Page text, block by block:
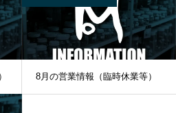
8月の営業情報（臨時休業等）